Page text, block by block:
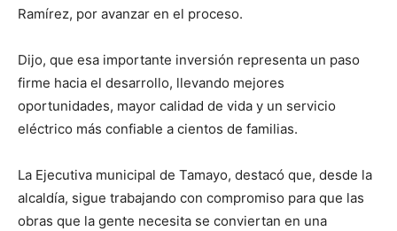
Ramírez, por avanzar en el proceso.
Dijo, que esa importante inversión representa un paso
firme hacia el desarrollo, llevando mejores
oportunidades, mayor calidad de vida y un servicio
eléctrico más confiable a cientos de familias.
La Ejecutiva municipal de Tamayo, destacó que, desde la
alcaldía, sigue trabajando con compromiso para que las
obras que la gente necesita se conviertan en una